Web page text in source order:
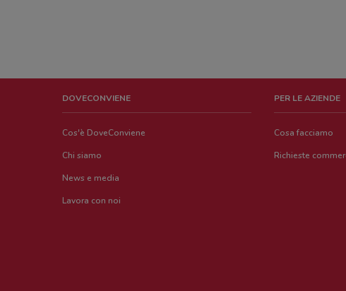
DOVECONVIENE
Cos'è DoveConviene
Chi siamo
News e media
Lavora con noi
PER LE AZIENDE
Cosa facciamo
Richieste